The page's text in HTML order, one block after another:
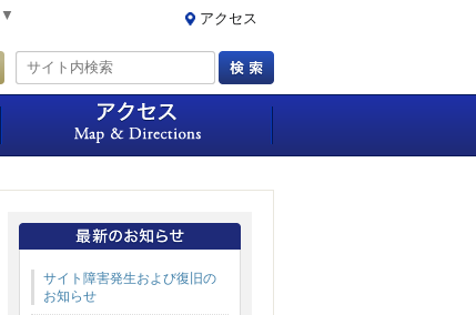
ご予約・空室確認
▼ アクセス
周辺情報 アクセス
サイト障害発生および復旧の
お知らせ